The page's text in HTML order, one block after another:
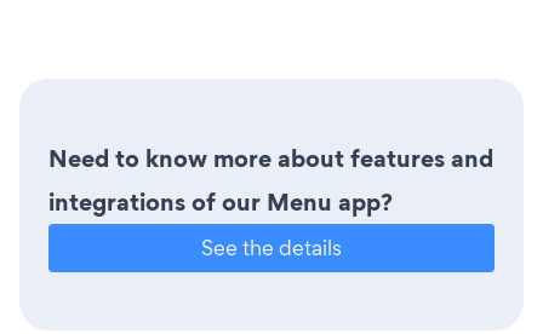
Need to know more about features and
integrations of our Menu app?
See the details